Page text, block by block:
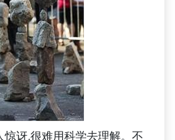
讶,很难用科学去理解。不